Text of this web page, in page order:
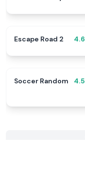
Escape Road 2 4.6
Soccer Random 4.5